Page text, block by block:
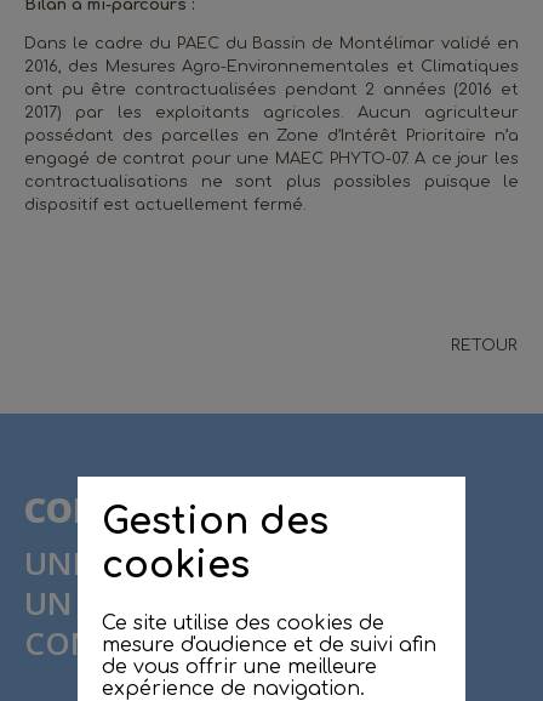
Bilan à mi-parcours :
Dans le cadre du PAEC du Bassin de Montélimar validé en
2016, des Mesures Agro-Environnementales et Climatiques
ont pu être contractualisées pendant 2 années (2016 et
2017) par les exploitants agricoles. Aucun agriculteur
possédant des parcelles en Zone d’Intérêt Prioritaire n’a
engagé de contrat pour une MAEC PHYTO-07. A ce jour les
contractualisations ne sont plus possibles puisque le
dispositif est actuellement fermé.
RETOUR
CONTACT
UNE QUESTION ?
UN PROJET ?
CONTACTEZ LE SMBRJ !
Gestion des
cookies
Ce site utilise des cookies de
mesure d'audience et de suivi afin
de vous offrir une meilleure
expérience de navigation.